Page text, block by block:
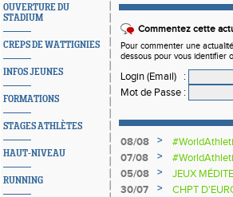
OUVERTURE DU
STADIUM
CREPS DE WATTIGNIES
INFOS JEUNES
FORMATIONS
STAGES ATHLÈTES
HAUT-NIVEAU
RUNNING
Commentez cette
Pour commenter une
dessous pour vous identifier
Login (Email)
:
Mot de Passe :
08/08 >
07/08
>
SAUTEURS
05/08 >
JEUX
30/07
>
CHPT